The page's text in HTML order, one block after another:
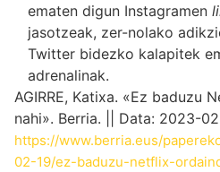
ematen digun Instagramen
jasotzeak, zer-nolako
Twitter bidezko kalapitek
adrenalinak.
AGIRRE, Katixa. «Ez baduzu
nahi». Berria. || Data: 2023-
https://www.berria.eus/
02-19/ez-baduzu-netflix-